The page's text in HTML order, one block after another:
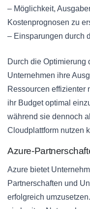
– Möglichkeit,
Kostenprognosen zu
– Einsparungen durch
Durch die Optimierung
Unternehmen ihre
Ressourcen effizienter
ihr Budget optimal
während sie dennoch
Cloudplattform nutzen
Azure-
Azure bietet
Partnerschaften und
erfolgreich